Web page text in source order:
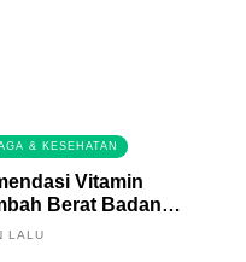
& KESEHATAN
Vitamin
Berat Badan
LALU